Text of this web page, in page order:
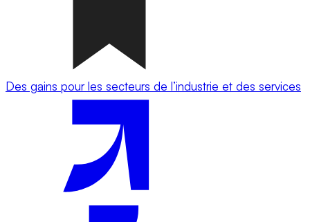
Des gains pour les secteurs de l’industrie et des services